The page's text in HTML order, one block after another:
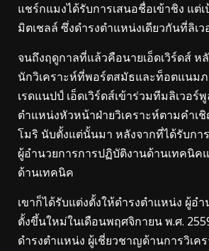
แชร์กแมงได้รับการเสนอชื่อเข้าชิง แต่
มิตเชลล์ ซึ่งดำรงตำแหน่งเดียวกันที่ลิเ
จนถึงฤดูกาลที่แล้วคือนายเอ็ดเวิร์ดส์ ห
นักวิเคราะห์ที่พอร์ตสมัธและท็อตแนมภ
เรดแนปป์ เอ็ดเวิร์ดส์เข้าร่วมทีมลิเวอร์
ตำแหน่งหัวหน้าฝ่ายวิเคราะห์ตามคำเ
โมริ นับตั้งแต่นั้นมา หลังจากที่ได้รับกา
ผู้อำนวยการการปฏิบัติงานด้านเทคนิค
ด้านเทคนิค
เขาก็ได้รับแต่งตั้งให้ดำรงตำแหน่ง ผู้อ
ตั้งขึ้นใหม่ในเดือนพฤศจิกายน พ.ศ.
ดำรงตำแหน่ง ผู้เชี่ยวชาญด้านการวิเค